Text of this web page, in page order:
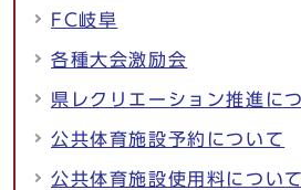
FC岐阜
各種大会激励会
県レクリエーション推進に
公共体育施設予約について
公共体育施設使用料について